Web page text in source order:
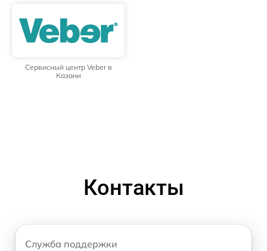
Сервисный центр Veber в
Казани
Контакты
Служба поддержки